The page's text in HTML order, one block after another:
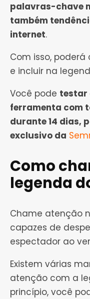
palavras-chave
também
internet.
Com isso,
e incluir na
Você pode testar
ferramenta com
durante 14 dias,
exclusivo da
Como
legenda
Chame atenção
capazes de
espectador ao
Existem várias
atenção com a
princípio, você